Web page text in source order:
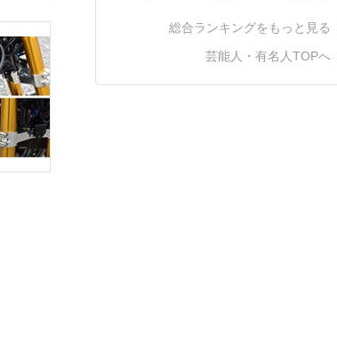
総合ランキングをもっと見る
芸能人・有名人TOPへ